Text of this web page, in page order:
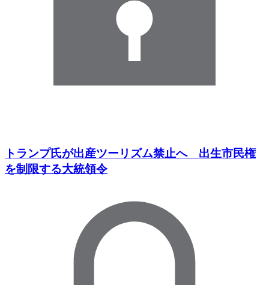
トランプ氏が出産ツーリズム禁止へ 出生市民権
を制限する大統領令